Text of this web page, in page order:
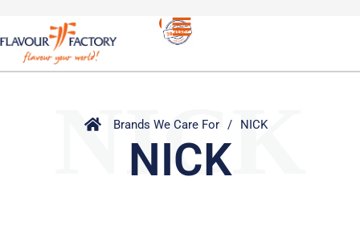
Brands We Care For / NICK
NICK
NICK